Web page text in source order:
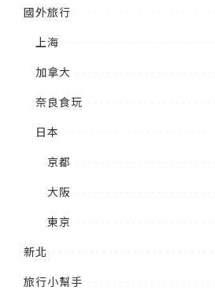
國外旅行
上海
加拿大
奈良食玩
日本
京都
大阪
東京
新北
旅行小幫手